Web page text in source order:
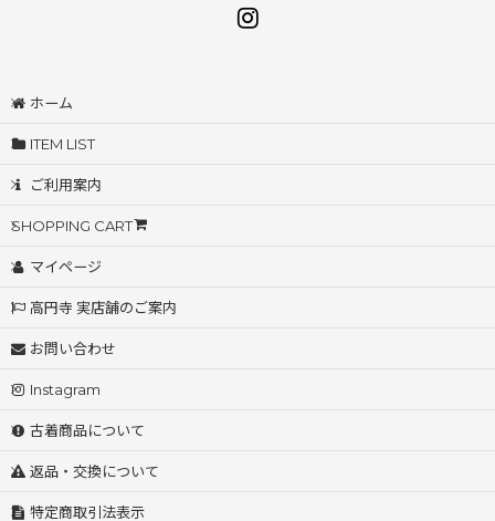
ホーム
ITEM LIST
ご利用案内
SHOPPING CART
マイページ
高円寺 実店舗のご案内
お問い合わせ
Instagram
古着商品について
返品・交換について
特定商取引法表示